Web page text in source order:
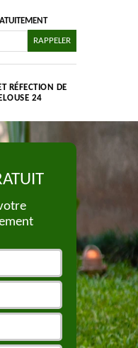
RÉFECTION DE
24